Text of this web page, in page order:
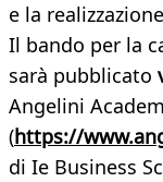
e la
Il bando per la
sarà pubblicato
Angelini
(https://
di Ie Business